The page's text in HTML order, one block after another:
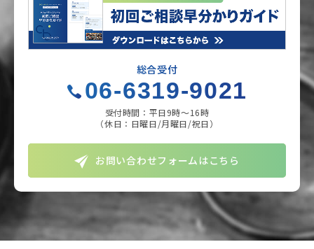
総合受付
06-6319-9021
受付時間：平日9時〜16時
（休日：日曜日/月曜日/祝日）
お問い合わせフォームはこちら